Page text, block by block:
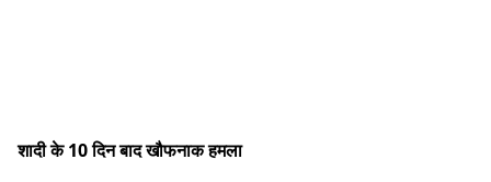
शादी के 10 दिन बाद खौफनाक हमला